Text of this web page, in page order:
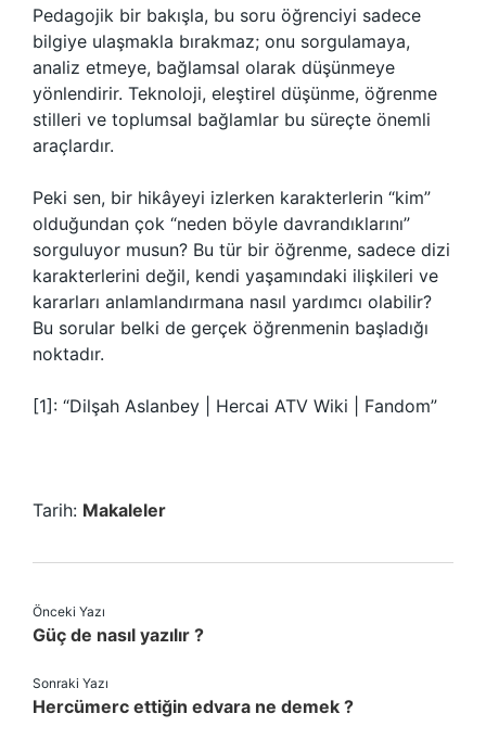
Pedagojik bir bakışla, bu soru öğrenciyi sadece
bilgiye ulaşmakla bırakmaz; onu sorgulamaya,
analiz etmeye, bağlamsal olarak düşünmeye
yönlendirir. Teknoloji, eleştirel düşünme, öğrenme
stilleri ve toplumsal bağlamlar bu süreçte önemli
araçlardır.
Peki sen, bir hikâyeyi izlerken karakterlerin “kim”
olduğundan çok “neden böyle davrandıklarını”
sorguluyor musun? Bu tür bir öğrenme, sadece dizi
karakterlerini değil, kendi yaşamındaki ilişkileri ve
kararları anlamlandırmana nasıl yardımcı olabilir?
Bu sorular belki de gerçek öğrenmenin başladığı
noktadır.
[1]: “Dilşah Aslanbey | Hercai ATV Wiki | Fandom”
Tarih: Makaleler
Önceki Yazı
Güç de nasıl yazılır ?
Sonraki Yazı
Hercümerc ettiğin edvara ne demek ?